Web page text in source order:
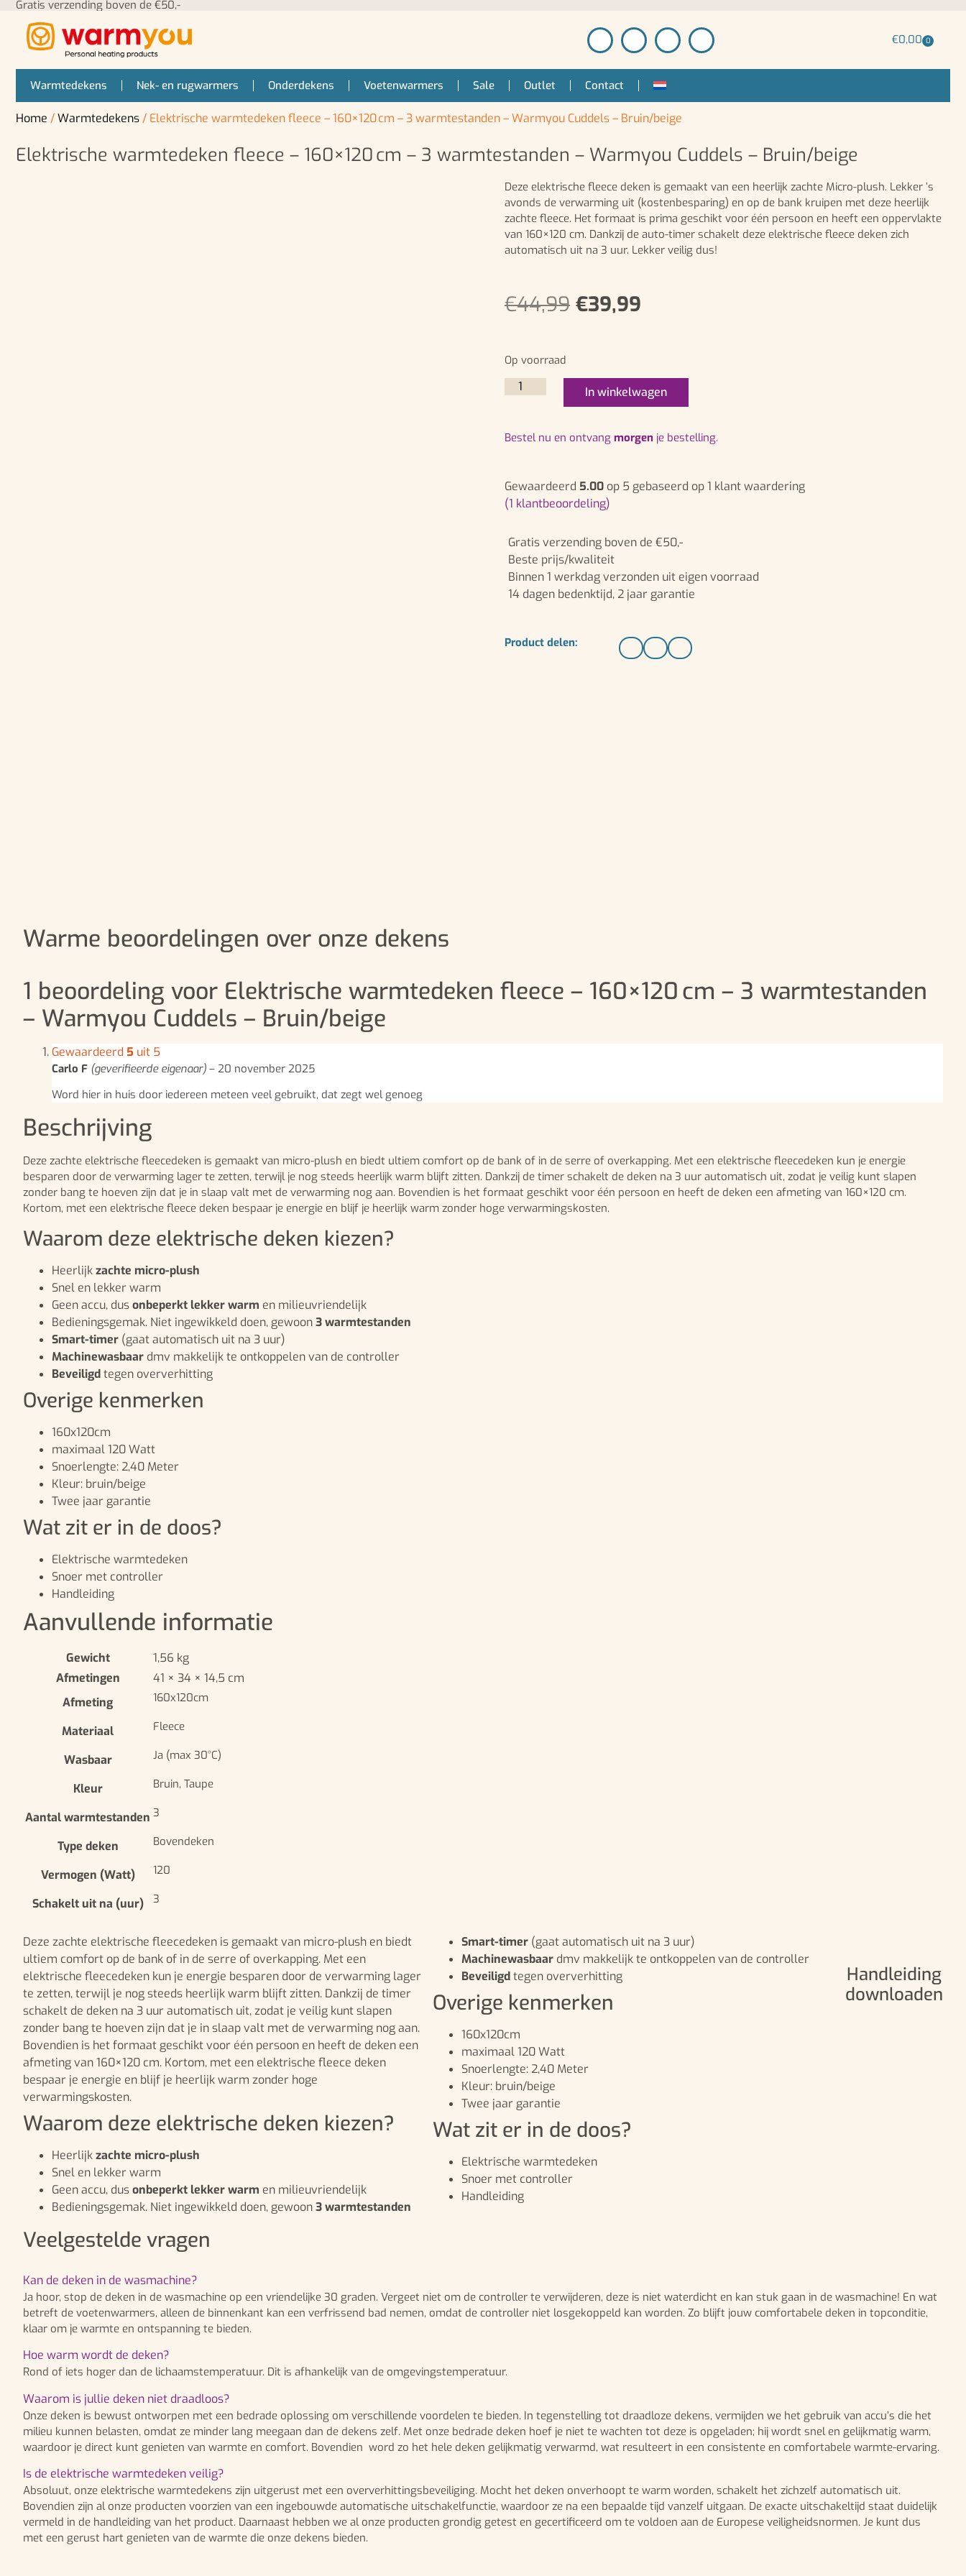
Gratis verzending boven de €50,-
€0,00 0
Warmtedekens Nek- en rugwarmers Onderdekens Voetenwarmers Sale Outlet Contact
Home /Warmtedekens / Elektrische warmtedeken fleece – 160×120 cm – 3 warmtestanden – Warmyou Cuddels – Bruin/beige
Elektrische warmtedeken fleece – 160×120 cm – 3 warmtestanden – Warmyou Cuddels – Bruin/beige
Deze elektrische fleece deken is gemaakt van een heerlijk zachte Micro-plush. Lekker ’s
avonds de verwarming uit (kostenbesparing) en op de bank kruipen met deze heerlijk
zachte fleece. Het formaat is prima geschikt voor één persoon en heeft een oppervlakte
van 160×120 cm. Dankzij de auto-timer schakelt deze elektrische fleece deken zich
automatisch uit na 3 uur. Lekker veilig dus!
€44,99 €39,99
Op voorraad
In winkelwagen
bestel nu en ontvang morgen je bestelling.
Gewaardeerd 5.00 op 5 gebaseerd op1 klant waardering
(1 klantbeoordeling)
Gratis verzending boven de €50,-
Beste prijs/kwaliteit
Binnen 1 werkdag verzonden uit eigen voorraad
14 dagen bedenktijd, 2 jaar garantie
Product delen:
Warme beoordelingen over onze dekens
1 beoordeling voor Elektrische warmtedeken fleece – 160×120 cm – 3 warmtestanden
– Warmyou Cuddels – Bruin/beige
Gewaardeerd 5 uit 5
Carlo F (geverifieerde eigenaar) – 20 november 2025
Word hier in huis door iedereen meteen veel gebruikt, dat zegt wel genoeg
Beschrijving
Deze zachte elektrische fleecedeken is gemaakt van micro-plush en biedt ultiem comfort op de bank of in de serre of overkapping. Met een elektrische fleecedeken kun je energie
besparen door de verwarming lager te zetten, terwijl je nog steeds heerlijk warm blijft zitten. Dankzij de timer schakelt de deken na 3 uur automatisch uit, zodat je veilig kunt slapen
zonder bang te hoeven zijn dat je in slaap valt met de verwarming nog aan. Bovendien is het formaat geschikt voor één persoon en heeft de deken een afmeting van 160×120 cm.
Kortom, met een elektrische fleece deken bespaar je energie en blijf je heerlijk warm zonder hoge verwarmingskosten.
Waarom deze elektrische deken kiezen?
Heerlijkzachte micro-plush
Snel en lekker warm
Geen accu, dusonbeperkt lekker warm en milieuvriendelijk
Bedieningsgemak. Niet ingewikkeld doen, gewoon3 warmtestanden
Smart-timer (gaat automatisch uit na 3 uur)
Machinewasbaar dmv makkelijk te ontkoppelen van de controller
Beveiligdtegen oververhitting
Overige kenmerken
160x120cm
maximaal 120 Watt
Snoerlengte: 2,40 Meter
Kleur: bruin/beige
Twee jaar garantie
Wat zit er in de doos?
Elektrische warmtedeken
Snoer met controller
Handleiding
Aanvullende informatie
Gewicht
1,56 kg
Afmetingen
41 × 34 × 14,5 cm
Afmeting
160x120cm
Materiaal Fleece
Wasbaar Ja (max 30°C)
Kleur Bruin, Taupe
Aantal warmtestanden 3
Type deken Bovendeken
Vermogen (Watt) 120
Schakelt uit na (uur) 3
Deze zachte elektrische fleecedeken is gemaakt van micro-plush en biedt
ultiem comfort op de bank of in de serre of overkapping. Met een
elektrische fleecedeken kun je energie besparen door de verwarming lager
te zetten, terwijl je nog steeds heerlijk warm blijft zitten. Dankzij de timer
schakelt de deken na 3 uur automatisch uit, zodat je veilig kunt slapen
zonder bang te hoeven zijn dat je in slaap valt met de verwarming nog aan.
Bovendien is het formaat geschikt voor één persoon en heeft de deken een
afmeting van 160×120 cm. Kortom, met een elektrische fleece deken
bespaar je energie en blijf je heerlijk warm zonder hoge
verwarmingskosten.
Waarom deze elektrische deken kiezen?
Heerlijkzachte micro-plush
Snel en lekker warm
Geen accu, dusonbeperkt lekker warm en milieuvriendelijk
Bedieningsgemak. Niet ingewikkeld doen, gewoon3 warmtestanden
Smart-timer (gaat automatisch uit na 3 uur)
Machinewasbaar dmv makkelijk te ontkoppelen van de controller
Beveiligdtegen oververhitting
Overige kenmerken
160x120cm
maximaal 120 Watt
Snoerlengte: 2,40 Meter
Kleur: bruin/beige
Twee jaar garantie
Wat zit er in de doos?
Elektrische warmtedeken
Snoer met controller
Handleiding
Handleiding
downloaden
Veelgestelde vragen
Kan de deken in de wasmachine?
Ja hoor, stop de deken in de wasmachine op een vriendelijke 30 graden. Vergeet niet om de controller te verwijderen, deze is niet waterdicht en kan stuk gaan in de wasmachine! En wat
betreft de voetenwarmers, alleen de binnenkant kan een verfrissend bad nemen, omdat de controller niet losgekoppeld kan worden. Zo blijft jouw comfortabele deken in topconditie,
klaar om je warmte en ontspanning te bieden.
Hoe warm wordt de deken?
Rond of iets hoger dan de lichaamstemperatuur. Dit is afhankelijk van de omgevingstemperatuur.
Waarom is jullie deken niet draadloos?
Onze deken is bewust ontworpen met een bedrade oplossing om verschillende voordelen te bieden. In tegenstelling tot draadloze dekens, vermijden we het gebruik van accu’s die het
milieu kunnen belasten, omdat ze minder lang meegaan dan de dekens zelf. Met onze bedrade deken hoef je niet te wachten tot deze is opgeladen; hij wordt snel en gelijkmatig warm,
waardoor je direct kunt genieten van warmte en comfort. Bovendien word zo het hele deken gelijkmatig verwarmd, wat resulteert in een consistente en comfortabele warmte-ervaring.
Is de elektrische warmtedeken veilig?
Absoluut, onze elektrische warmtedekens zijn uitgerust met een oververhittingsbeveiliging. Mocht het deken onverhoopt te warm worden, schakelt het zichzelf automatisch uit.
Bovendien zijn al onze producten voorzien van een ingebouwde automatische uitschakelfunctie, waardoor ze na een bepaalde tijd vanzelf uitgaan. De exacte uitschakeltijd staat duidelijk
vermeld in de handleiding van het product. Daarnaast hebben we al onze producten grondig getest en gecertificeerd om te voldoen aan de Europese veiligheidsnormen. Je kunt dus
met een gerust hart genieten van de warmte die onze dekens bieden.